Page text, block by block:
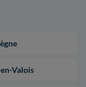
Valois